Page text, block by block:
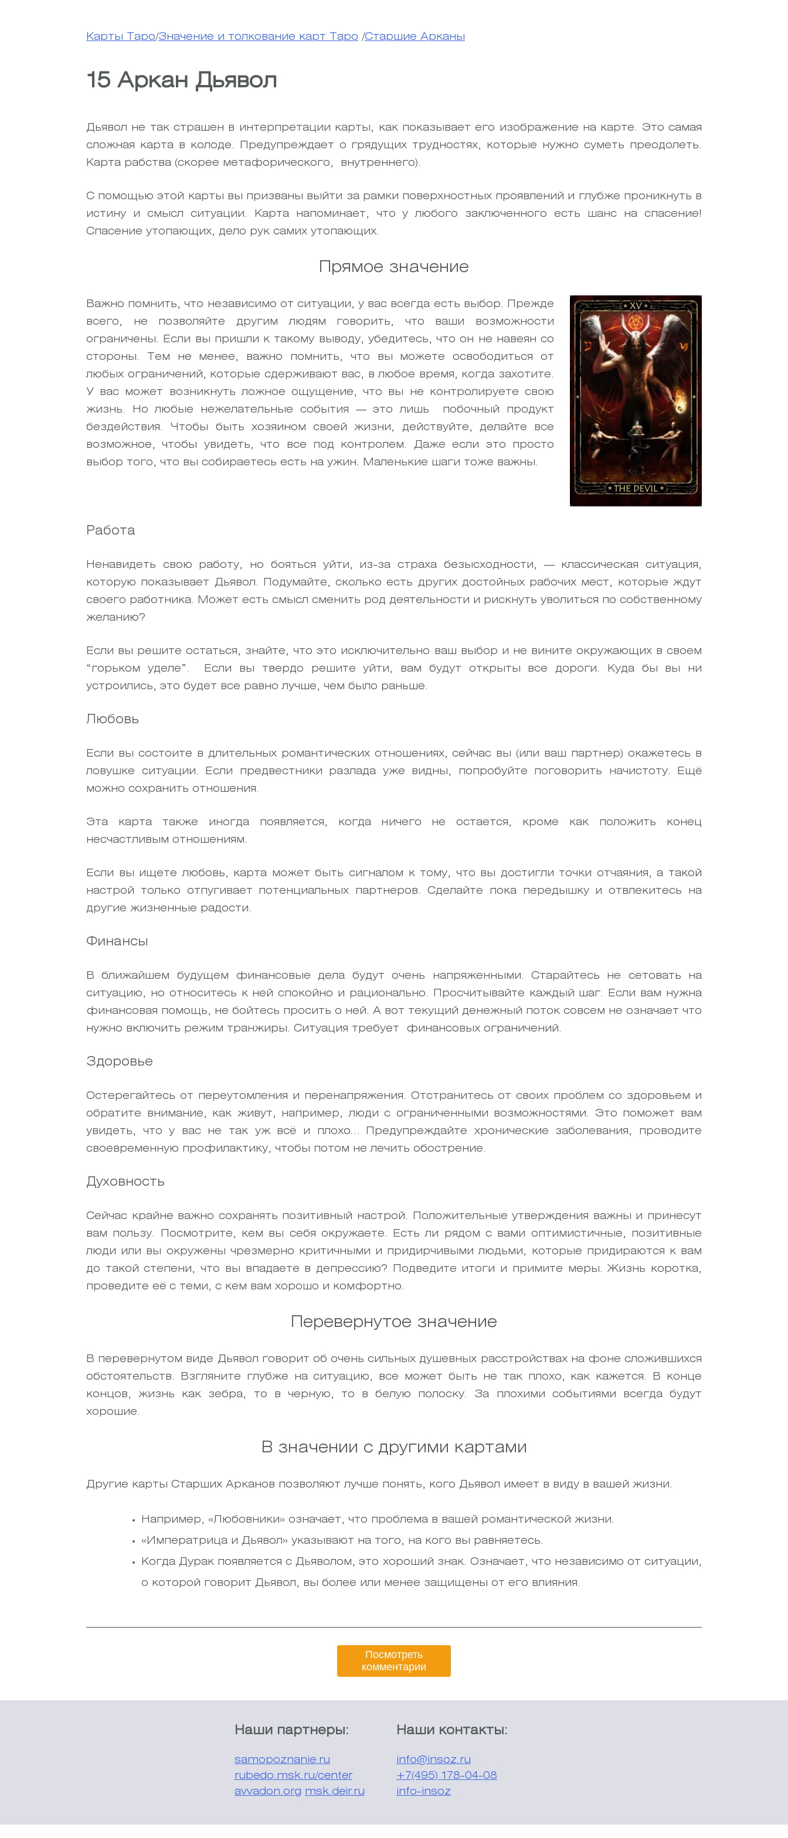
Карты Таро/Значение и толкование карт Таро /Старшие Арканы
15 Аркан Дьявол
Дьявол не так страшен в интерпретации карты, как показывает его изображение на карте. Это самая
сложная карта в колоде. Предупреждает о грядущих трудностях, которые нужно суметь преодолеть.
Карта рабства (скорее метафорического, внутреннего).
С помощью этой карты вы призваны выйти за рамки поверхностных проявлений и глубже проникнуть в
истину и смысл ситуации. Карта напоминает, что у любого заключенного есть шанс на спасение!
Спасение утопающих, дело рук самих утопающих.
Прямое значение
Важно помнить, что независимо от ситуации, у вас всегда есть выбор. Прежде
всего, не позволяйте другим людям говорить, что ваши возможности
ограничены. Если вы пришли к такому выводу, убедитесь, что он не навеян со
стороны. Тем не менее, важно помнить, что вы можете освободиться от
любых ограничений, которые сдерживают вас, в любое время, когда захотите.
У вас может возникнуть ложное ощущение, что вы не контролируете свою
жизнь. Но любые нежелательные события — это лишь побочный продукт
бездействия. Чтобы быть хозяином своей жизни, действуйте, делайте все
возможное, чтобы увидеть, что все под контролем. Даже если это просто
выбор того, что вы собираетесь есть на ужин. Маленькие шаги тоже важны.
Работа
Ненавидеть свою работу, но бояться уйти, из-за страха безысходности, — классическая ситуация,
которую показывает Дьявол. Подумайте, сколько есть других достойных рабочих мест, которые ждут
своего работника. Может есть смысл сменить род деятельности и рискнуть уволиться по собственному
желанию?
Если вы решите остаться, знайте, что это исключительно ваш выбор и не вините окружающих в своем
“горьком уделе”.
Если вы твердо решите уйти, вам будут открыты все дороги. Куда бы вы ни
устроились, это будет все равно лучше, чем было раньше.
Любовь
Если вы состоите в длительных романтических отношениях, сейчас вы (или ваш партнер) окажетесь в
ловушке ситуации. Если предвестники разлада уже видны, попробуйте поговорить начистоту. Ещё
можно сохранить отношения.
Эта карта также иногда появляется, когда ничего не остается, кроме как положить конец
несчастливым отношениям.
Если вы ищете любовь, карта может быть сигналом к ​​тому, что вы достигли точки отчаяния, а такой
настрой только отпугивает потенциальных партнеров. Сделайте пока передышку и отвлекитесь на
другие жизненные радости.
Финансы
В ближайшем будущем финансовые дела будут очень напряженными. Старайтесь не сетовать на
ситуацию, но относитесь к ней спокойно и рационально. Просчитывайте каждый шаг. Если вам нужна
финансовая помощь, не бойтесь просить о ней. А вот текущий денежный поток совсем не означает что
нужно включить режим транжиры. Ситуация требует финансовых ограничений.
Здоровье
Остерегайтесь от переутомления и перенапряжения. Отстранитесь от своих проблем со здоровьем и
обратите внимание, как живут, например, люди с ограниченными возможностями. Это поможет вам
увидеть, что у вас не так уж всё и плохо… Предупреждайте хронические заболевания, проводите
своевременную профилактику, чтобы потом не лечить обострение.
Духовность
Сейчас крайне важно сохранять позитивный настрой. Положительные утверждения важны и принесут
вам пользу. Посмотрите, кем вы себя окружаете. Есть ли рядом с вами оптимистичные, позитивные
люди или вы окружены чрезмерно критичными и придирчивыми людьми, которые придираются к вам
до такой степени, что вы впадаете в депрессию? Подведите итоги и примите меры. Жизнь коротка,
проведите её с теми, с кем вам хорошо и комфортно.
Перевернутое значение
В перевернутом виде Дьявол говорит об очень сильных душевных расстройствах на фоне сложившихся
обстоятельств.
Взгляните глубже на ситуацию, все может быть не так плохо, как кажется. В конце
концов, жизнь как зебра, то в черную, то в белую полоску. За плохими событиями всегда будут
хорошие.
В значении с другими картами
Другие карты Старших Арканов позволяют лучше понять, кого Дьявол имеет в виду в вашей жизни.
Например, «Любовники» означает, что проблема в вашей романтической жизни.
«Императрица и Дьявол» указывают на того, на кого вы равняетесь.
Когда Дурак появляется с Дьяволом, это хороший знак. Означает, что независимо от ситуации,
о которой говорит Дьявол, вы более или менее защищены от его влияния.
Посмотреть
комментарии
Наши партнеры:
samopoznanie.ru
rubedo.msk.ru/center
avvadon.org msk.deir.ru
Наши контакты:
info@insoz.ru
+7(495) 178-04-08
info-insoz